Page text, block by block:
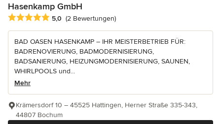
Hasenkamp GmbH
Durchschnittliche Bewertung: 5 von 5 Sternen
5,0 (2 Bewertungen)
BAD OASEN HASENKAMP – IHR MEISTERBETRIEB FÜR:
BADRENOVIERUNG, BADMODERNISIERUNG,
BADSANIERUNG, HEIZUNGMODERNISIERUNG, SAUNEN,
WHIRLPOOLS und...
Mehr
Krämersdorf 10 – 45525 Hattingen, Herner Straße 335-343,
44807 Bochum